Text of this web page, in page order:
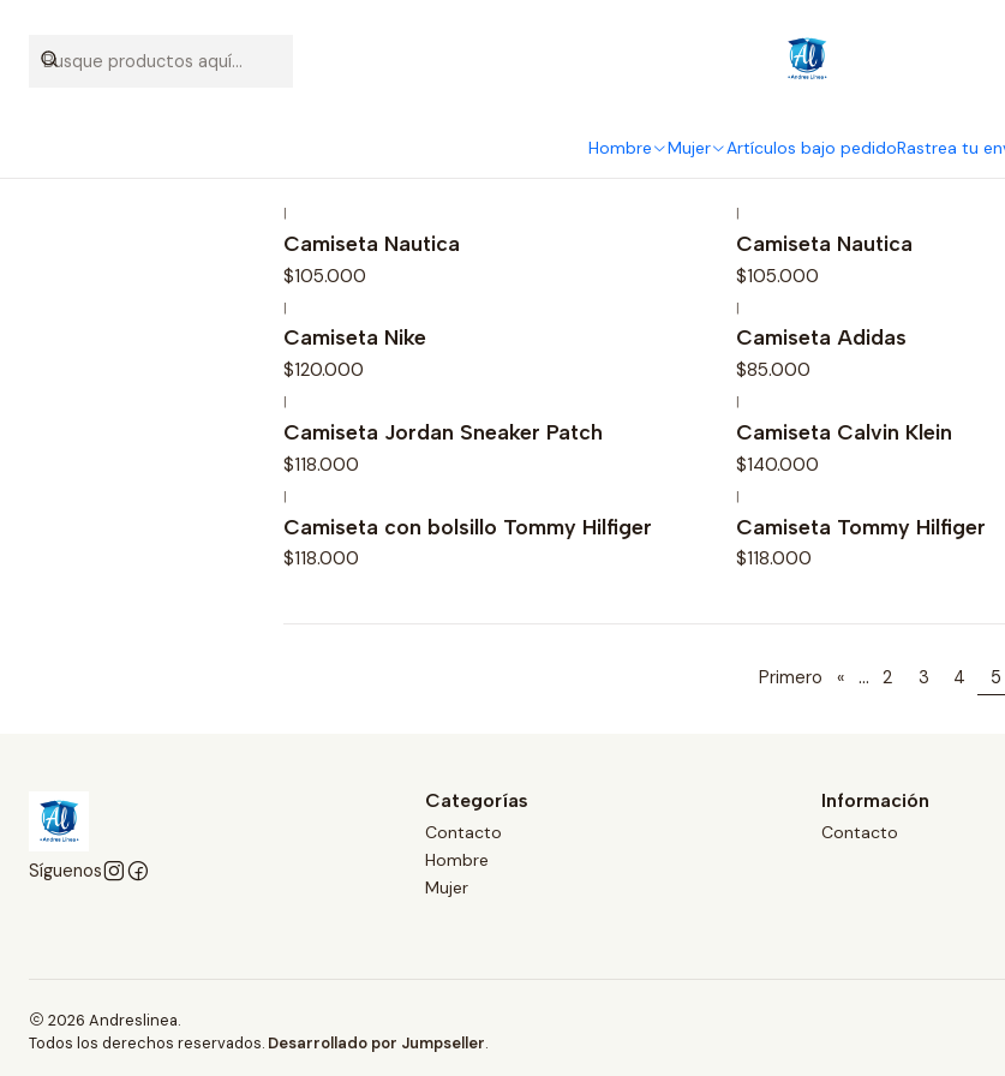
Hombre Mujer Artículos bajo pedidoRastrea tu
|
Camiseta Nautica
$105.000
|
Camiseta Nautica
$105.000
|
Camiseta Nike
$120.000
|
Camiseta Adidas
$85.000
|
Camiseta Jordan Sneaker Patch
$118.000
|
Camiseta Calvin Klein
$140.000
|
Camiseta con bolsillo Tommy Hilfiger
$118.000
|
Camiseta Tommy Hilfiger
$118.000
Primero « ... 2 3 4 5
Síguenos
Categorías
Contacto
Hombre
Mujer
Información
Contacto
2026 Andreslinea.
Todos los derechos reservados. Desarrollado por Jumpseller.